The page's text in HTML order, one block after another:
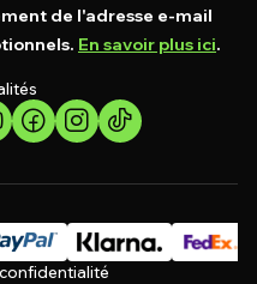
de l'adresse e-mail
En savoir plus ici.